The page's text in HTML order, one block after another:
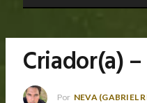
Criador(a)
Por NEVA (GABRIEL